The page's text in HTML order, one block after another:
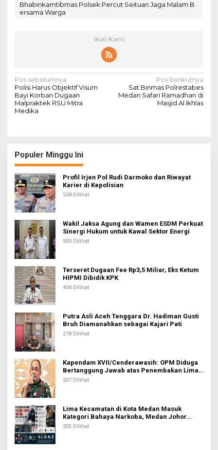
Bhabinkamtibmas Polsek Percut Seituan Jaga Malam B
ersama Warga
Ikuti Kami
N
a
v
a
s
i
p
o
s
Pos sebelumnya
Polisi Harus Objektif Visum
Bayi Korban Dugaan
Malpraktek RSU Mitra
Medika
Pos berikutnya
Sat Binmas Polrestabes
Medan Safari Ramadhan di
Masjid Al Ikhlas
Populer Minggu Ini
Profil Irjen Pol Rudi Darmoko dan Riwayat
Karier di Kepolisian
558 Dilihat
Wakil Jaksa Agung dan Wamen ESDM Perkuat
Sinergi Hukum untuk Kawal Sektor Energi
500 Dilihat
Terseret Dugaan Fee Rp3,5 Miliar, Eks Ketum
HIPMI Dibidik KPK
404 Dilihat
Putra Asli Aceh Tenggara Dr. Hadiman Gusti
Bruh Diamanahkan sebagai Kajari Pati
278 Dilihat
Kapendam XVII/Cenderawasih: OPM Diduga
Bertanggung Jawab atas Penembakan Lima
Pekerja di Tolikara
207 Dilihat
Lima Kecamatan di Kota Medan Masuk
Kategori Bahaya Narkoba, Medan Johor
Tertinggi
203 Dilihat